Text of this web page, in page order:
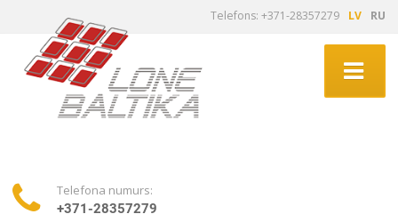
Telefons: +371-28357279 LV RU
Telefona numurs:
+371-28357279